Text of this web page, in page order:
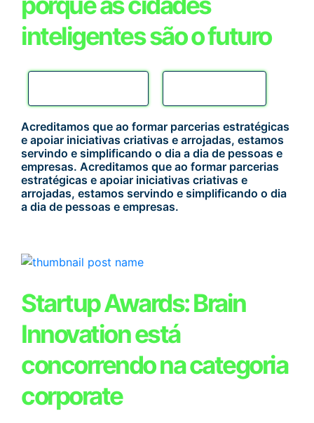
inteligentes são o futuro
Acreditamos que ao formar parcerias estratégicas
e apoiar iniciativas criativas e arrojadas, estamos
servindo e simplificando o dia a dia de pessoas e
empresas. Acreditamos que ao formar parcerias
estratégicas e apoiar iniciativas criativas e
arrojadas, estamos servindo e simplificando o dia
a dia de pessoas e empresas.
Startup Awards: Brain
Innovation está
concorrendo na categoria
corporate